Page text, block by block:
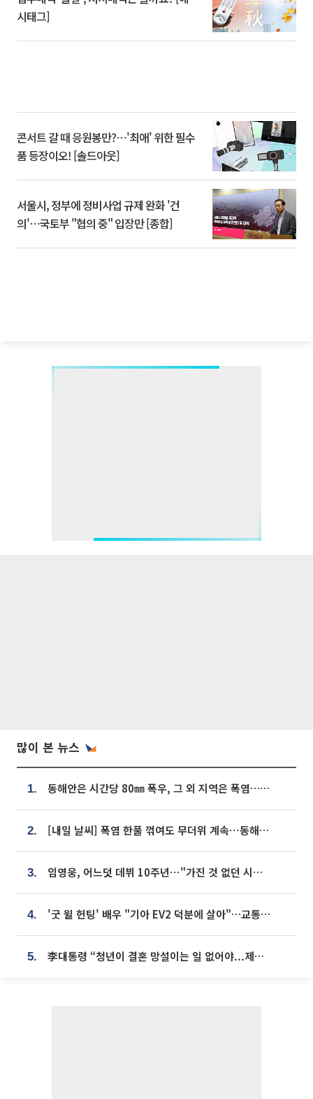
시태그]
콘서트 갈 때 응원봉만?⋯'최애' 위한 필수
품 등장이오! [솔드아웃]
서울시, 정부에 정비사업 규제 완화 '건
의'⋯국토부 "협의 중" 입장만 [종합]
많이 본 뉴스
1. 동해안은 시간당 80㎜ 폭우, 그 외 지역은 폭염…‘극과 극 날씨’
2. [내일 날씨] 폭염 한풀 꺾여도 무더위 계속⋯동해안 이틀 연속 비
3. 임영웅, 어느덧 데뷔 10주년⋯"가진 것 없던 시절, 내 앞엔 20명의 팬뿐"
4. '굿 윌 헌팅' 배우 "기아 EV2 덕분에 살아"…교통사고 후 안전성 극찬
5. 李대통령 “청년이 결혼 망설이는 일 없어야...제도상 불이익 조사”